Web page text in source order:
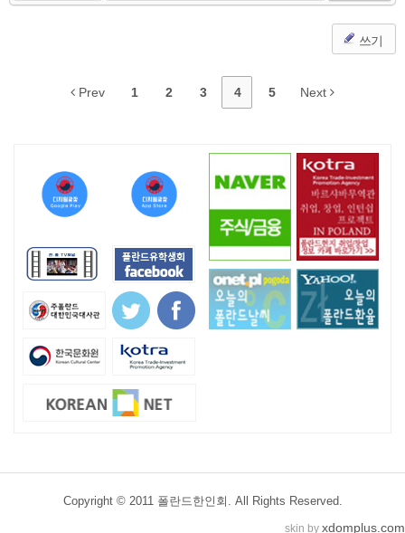
쓰기
Prev 1 2 3 4 5 Next
Copyright © 2011 폴란드한인회. All Rights Reserved.
skin by xdomplus.com